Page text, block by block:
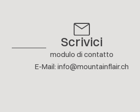
Scrivici
modulo di contatto
E-Mail: info@mountainflair.ch